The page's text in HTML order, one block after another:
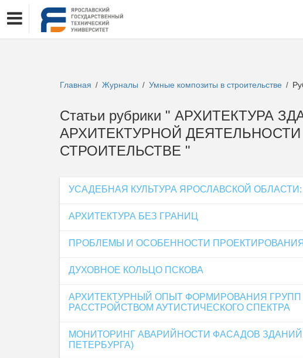
Главная / Журналы / Умные композиты в строительстве /
Статьи рубрики "
АРХИТЕКТУРНОЙ
СТРОИТЕЛЬСТВЕ "
УСАДЕБНАЯ КУЛЬТУРА ЯРОСЛАВСКОЙ
АРХИТЕКТУРА БЕЗ ГРАНИЦ
ПРОБЛЕМЫ И ОСОБЕННОСТИ
ДУХОВНОЕ КОЛЬЦО ПСКОВА
АРХИТЕКТУРНЫЙ ОПЫТ ФОРМИРОВАНИЯ
РАССТРОЙСТВОМ АУТИСТИЧЕСКОГО СПЕКТРА
МОНИТОРИНГ АВАРИЙНОСТИ ФАСАДОВ
ПЕТЕРБУРГА)